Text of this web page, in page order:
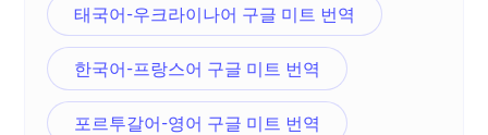
태국어-우크라이나어 구글 미트 번역
한국어-프랑스어 구글 미트 번역
포르투갈어-영어 구글 미트 번역